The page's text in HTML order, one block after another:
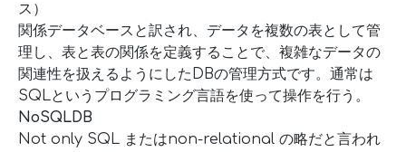
ス）
関係データベースと訳され、データを複数の表として管
理し、表と表の関係を定義することで、複雑なデータの
関連性を扱えるようにしたDBの管理方式です。通常は
SQLというプログラミング言語を使って操作を行う。
NoSQLDB
Not only SQL またはnon-relational の略だと言われ